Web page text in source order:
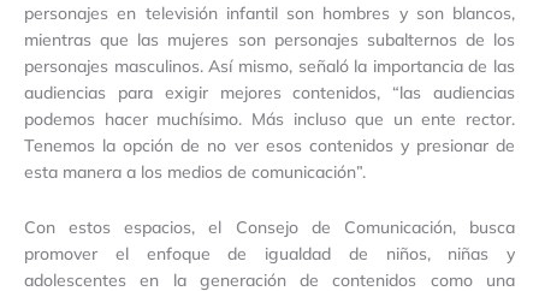
personajes en televisión infantil son hombres y son blancos,
mientras que las mujeres son personajes subalternos de los
personajes masculinos. Así mismo, señaló la importancia de las
audiencias para exigir mejores contenidos, “las audiencias
podemos hacer muchísimo. Más incluso que un ente rector.
Tenemos la opción de no ver esos contenidos y presionar de
esta manera a los medios de comunicación”.
Con estos espacios, el Consejo de Comunicación, busca
promover el enfoque de igualdad de niños, niñas y
adolescentes en la generación de contenidos como una